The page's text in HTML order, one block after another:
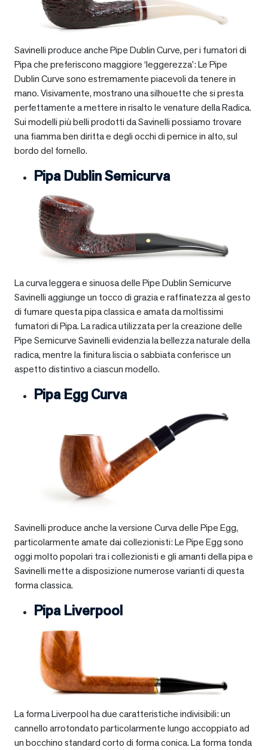
Savinelli produce anche Pipe Dublin Curve, per i fumatori di
Pipa che preferiscono maggiore ‘leggerezza’: Le Pipe
Dublin Curve sono estremamente piacevoli da tenere in
mano. Visivamente, mostrano una silhouette che si presta
perfettamente a mettere in risalto le venature della Radica.
Sui modelli più belli prodotti da Savinelli possiamo trovare
una fiamma ben diritta e degli occhi di pernice in alto, sul
bordo del fornello.
Pipa Dublin Semicurva
La curva leggera e sinuosa delle Pipe Dublin Semicurve
Savinelli aggiunge un tocco di grazia e raffinatezza al gesto
di fumare questa pipa classica e amata da moltissimi
fumatori di Pipa. La radica utilizzata per la creazione delle
Pipe Semicurve Savinelli evidenzia la bellezza naturale della
radica, mentre la finitura liscia o sabbiata conferisce un
aspetto distintivo a ciascun modello.
Pipa Egg Curva
Savinelli produce anche la versione Curva delle Pipe Egg,
particolarmente amate dai collezionisti: Le Pipe Egg sono
oggi molto popolari tra i collezionisti e gli amanti della pipa e
Savinelli mette a disposizione numerose varianti di questa
forma classica.
Pipa Liverpool
La forma Liverpool ha due caratteristiche indivisibili: un
cannello arrotondato particolarmente lungo accoppiato ad
un bocchino standard corto di forma conica. La forma tonda